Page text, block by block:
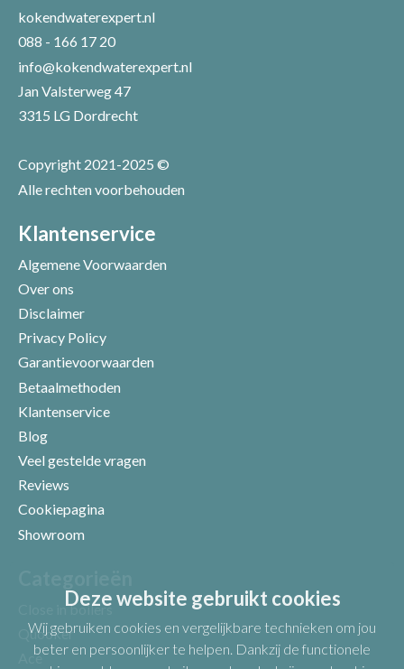
Uw recensie *
Uw beoordeling
kokendwaterexpert.nl
088 - 166 17 20
info@kokendwaterexpert.nl
Jan Valsterweg 47
3315 LG Dordrecht
Copyright 2021-2025 ©
Alle rechten voorbehouden
Klantenservice
Algemene Voorwaarden
Over ons
Disclaimer
Privacy Policy
Garantievoorwaarden
Betaalmethoden
Klantenservice
Blog
Veel gestelde vragen
Reviews
Cookiepagina
Showroom
Close in boilers
Quooker
Ace
Deze website gebruikt cookies
Wij gebruiken cookies en vergelijkbare technieken om jou
beter en persoonlijker te helpen. Dankzij de functionele